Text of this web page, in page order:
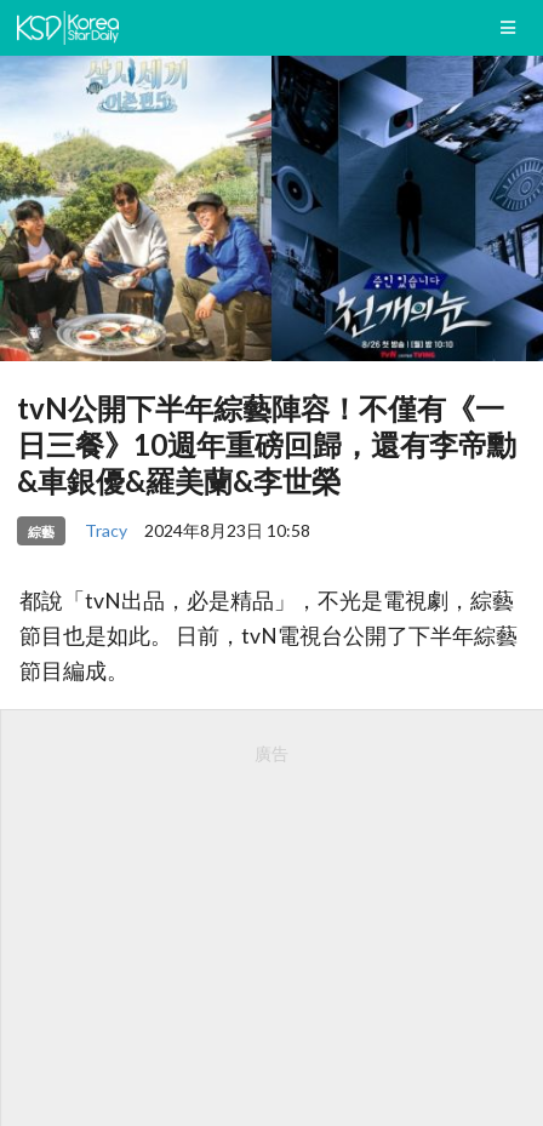
tvN公開下半年綜藝陣容！不僅有《一
日三餐》10週年重磅回歸，還有李帝勳
&車銀優&羅美蘭&李世榮
綜藝 Tracy 2024年8月23日 10:58
都說「tvN出品，必是精品」，不光是電視劇，綜藝
節目也是如此。 日前，tvN電視台公開了下半年綜藝
節目編成。
廣告